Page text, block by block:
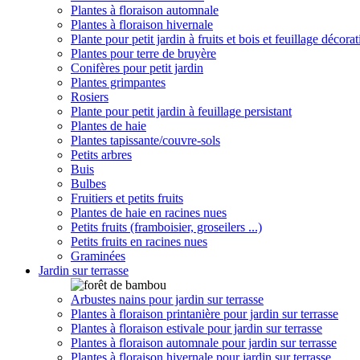
Plantes à floraison automnale
Plantes à floraison hivernale
Plante pour petit jardin à fruits et bois et feuillage
Plantes pour terre de bruyère
Conifères pour petit jardin
Plantes grimpantes
Rosiers
Plante pour petit jardin à feuillage persistant
Plantes de haie
Plantes tapissante/couvre-sols
Petits arbres
Buis
Bulbes
Fruitiers et petits fruits
Plantes de haie en racines nues
Petits fruits (framboisier, groseilers ...)
Petits fruits en racines nues
Graminées
Jardin sur terrasse
Arbustes nains pour jardin sur terrasse
Plantes à floraison printanière pour jardin sur terrasse
Plantes à floraison estivale pour jardin sur terrasse
Plantes à floraison automnale pour jardin sur terrasse
Plantes à floraison hivernale pour jardin sur terrasse